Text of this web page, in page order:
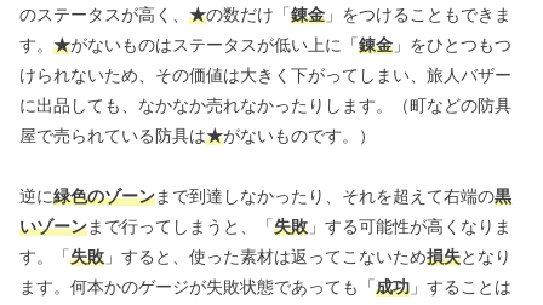
のステータスが高く、 ★の数だけ「錬金 」をつけることもできま
す。 ★がないものはステータスが低い上に「錬金 」をひとつもつ
けられないため、その価値は大きく下がってしまい、旅人バザー
に出品しても、なかなか売れなかったりします。（町などの防具
屋で売られている防具は★がないものです。）
逆に緑色のゾーンまで到達しなかったり、それを超えて右端の黒
いゾーンまで行ってしまうと、「失敗 」する可能性が高くなりま
す。「失敗 」すると、使った素材は返ってこないため損失となり
ます。何本かのゲージが失敗状態であっても「成功 」することは